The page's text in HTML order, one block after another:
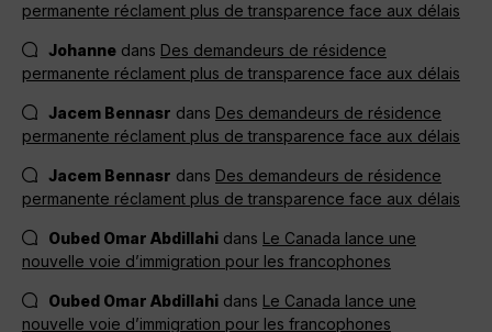
permanente réclament plus de transparence face aux délais
Johanne dans Des demandeurs de résidence
permanente réclament plus de transparence face aux délais
Jacem Bennasr dans Des demandeurs de résidence
permanente réclament plus de transparence face aux délais
Jacem Bennasr dans Des demandeurs de résidence
permanente réclament plus de transparence face aux délais
Oubed Omar Abdillahi dans Le Canada lance une
nouvelle voie d’immigration pour les francophones
Oubed Omar Abdillahi dans Le Canada lance une
nouvelle voie d’immigration pour les francophones